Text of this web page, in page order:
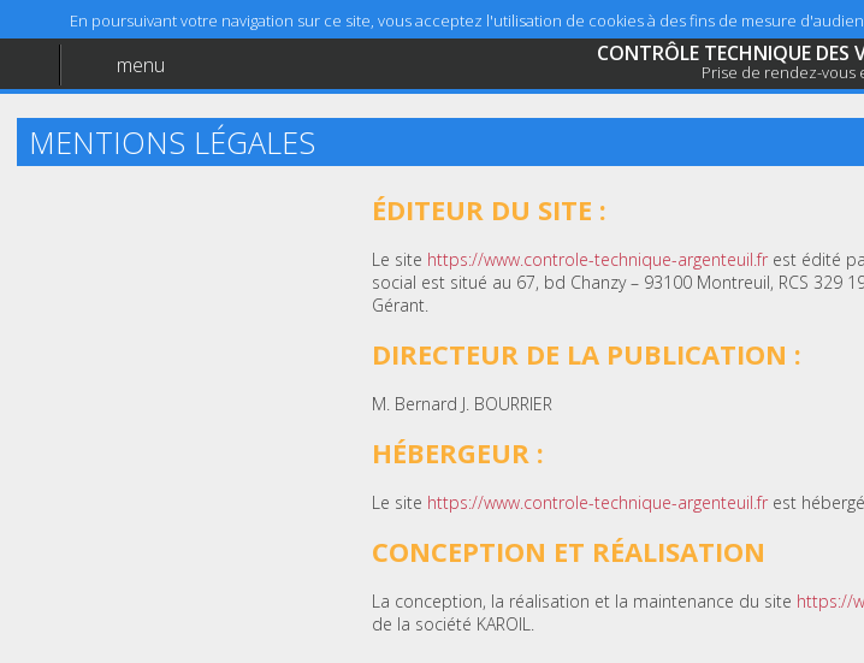
En poursuivant votre navigation sur ce site, vous acceptez l'utilisation de cookies à des fins de mesure
Aide
menu CONTRÔLE TECHNIQUE DES
Prise de rendez-vous
MENTIONS LÉGALES
ÉDITEUR DU SITE :
Le site https://www.controle-technique-argenteuil.fr est édité
social est situé au 67, bd Chanzy – 93100 Montreuil, RCS 329
Gérant.
DIRECTEUR DE LA PUBLICATION :
M. Bernard J. BOURRIER
HÉBERGEUR :
Le site https://www.controle-technique-argenteuil.fr est
CONCEPTION ET RÉALISATION
La conception, la réalisation et la maintenance du site https://
de la société KAROIL.